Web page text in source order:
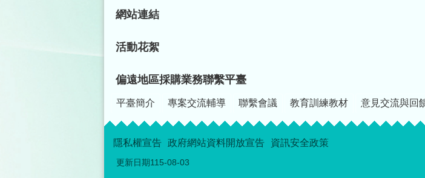
網站連結
活動花絮
偏遠地區採購業務聯繫平臺
平臺簡介 專案交流輔導 聯繫會議 教育訓練教材 意見交流與回
隱私權宣告 政府網站資料開放宣告 資訊安全政策
更新日期115-08-03